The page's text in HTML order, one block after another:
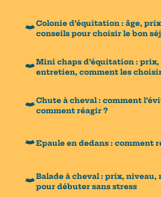
Colonie d’équitation : âge,
conseils pour choisir le bon
Mini chaps d’équitation :
entretien, comment les
Chute à cheval : comment
comment réagir ?
Epaule en dedans : comment
Balade à cheval : prix, niveau,
pour débuter sans stress